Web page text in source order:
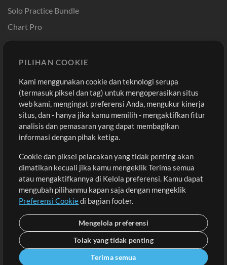
Solo Practice Bundle
Chart Pro
Template ProPresenter
Sound
Pembelian
Beli Kredit
Konten Gratis
Permintaan Lagu
Lain-lain
Sesi
Kirimkan musik kamu
Playlist
MT Conference
Akun
Masuk
Daftar
Lihat Keranjang
PILIHAN COOKIE
Kami menggunakan cookie dan teknologi serupa
(termasuk piksel dan tag) untuk mengoperasikan situs
web kami, mengingat preferensi Anda, mengukur kinerja
situs, dan - hanya jika kamu memilih - mengaktifkan fitur
analisis dan pemasaran yang dapat membagikan
informasi dengan pihak ketiga.
Cookie dan piksel pelacakan yang tidak penting akan
dimatikan kecuali jika kamu mengeklik Terima semua
atau mengaktifkannya di Kelola preferensi. Kamu dapat
mengubah pilihanmu kapan saja dengan mengeklik
Preferensi Cookiedi bagian footer.
Mengelola preferensi
Tolak yang tidak penting
Terima semua